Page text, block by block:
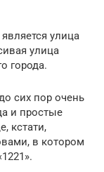
улица
улица
города.
сих пор очень
и простые
кстати,
в котором